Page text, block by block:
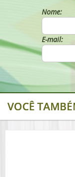
Nome:
E-mail:
VOCÊ